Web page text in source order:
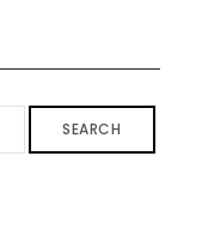
SEARCH